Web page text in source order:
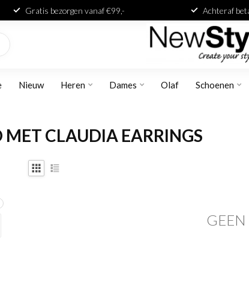
Gratis bezorgen vanaf €99,- Achteraf
Nieuw Heren Dames Olaf Schoenen
MET CLAUDIA EARRINGS